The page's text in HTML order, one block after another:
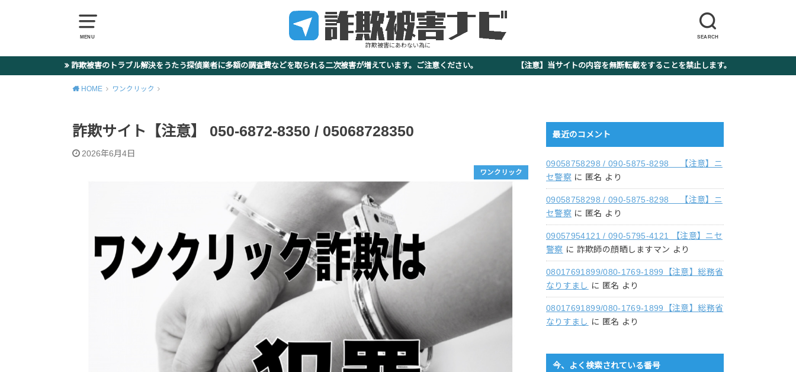
MENU SEARCH
詐欺被害にあわない為に
詐欺被害のトラブル解決をうたう探偵業者に多額の調査費などを取られる二次被害が増えています。ご注意ください。 【注意】当サイトの内容を無断転載をすることを禁止します。
HOME ワンクリック
詐欺サイト【注意】 050-6872-8350 / 05068728350
2026年6月4日
ワンクリック
最近のコメント
09058758298 / 090-5875-8298 【注意】ニ
セ警察 に 匿名 より
09058758298 / 090-5875-8298 【注意】ニ
セ警察 に 匿名 より
09057954121 / 090-5795-4121 【注意】ニセ
警察 に 詐欺師の顔晒しますマン より
08017691899/080-1769-1899【注意】総務省
なりすまし に 匿名 より
08017691899/080-1769-1899【注意】総務省
なりすまし に 匿名 より
今、よく検索されている番号